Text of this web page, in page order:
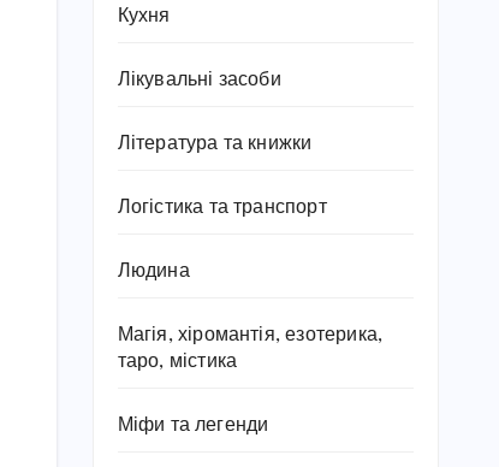
Кухня
Лікувальні засоби
Література та книжки
Логістика та транспорт
Людина
Магія, хіромантія, езотерика,
таро, містика
Міфи та легенди